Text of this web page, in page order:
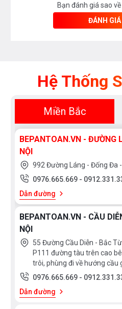
Bạn đánh giá sao
ĐÁNH GIÁ
Hệ Thống
Miền Bắc
BEPANTOAN.VN - ĐƯỜNG
NỘI
992 Đường Láng - Đống Đa -
0976.665.669 -
Dẫn đường
BEPANTOAN.VN - CẦU
NỘI
55 Đường Cầu Diễn - Bắc
P111 đường tàu trên cao
trôi, phùng đi về hướng cầu
0976.665.669 -
Dẫn đường